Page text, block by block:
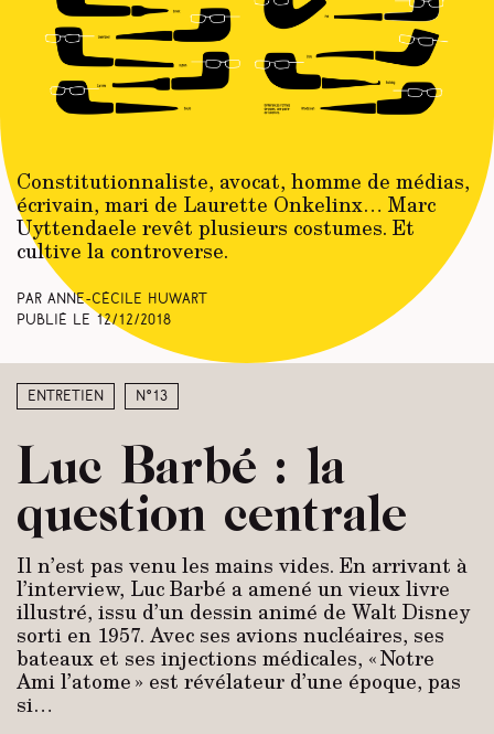
Constitutionnaliste, avocat, homme de médias,
écrivain, mari de Laurette Onkelinx… Marc
Uyttendaele revêt plusieurs costumes. Et
cultive la controverse.
Par Anne-Cécile Huwart
Publié le 12/12/2018
Entretien N°13
Luc Barbé : la
question centrale
Il n’est pas venu les mains vides. En arrivant à
l’interview, Luc Barbé a amené un vieux livre
illustré, issu d’un dessin animé de Walt Disney
sorti en 1957. Avec ses avions nucléaires, ses
bateaux et ses injections médicales, « Notre
Ami l’atome » est révélateur d’une époque, pas
si…